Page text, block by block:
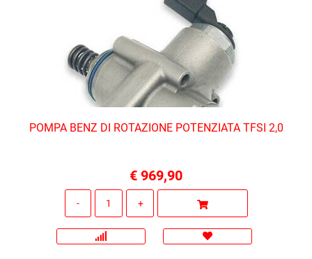
POMPA BENZ DI ROTAZIONE POTENZIATA TFSI 2,0
€ 969,90